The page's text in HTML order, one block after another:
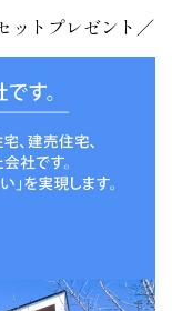
ットプレゼント／